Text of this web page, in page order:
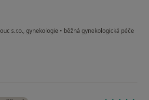
s.r.o., gynekologie • běžná gynekologická péče
Klára Š.